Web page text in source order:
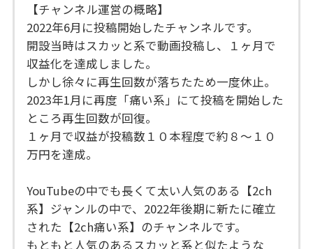
【チャンネル運営の概略】
2022年6月に投稿開始したチャンネルです。
開設当時はスカッと系で動画投稿し、１ヶ月で
収益化を達成しました。
しかし徐々に再生回数が落ちたため一度休止。
2023年1月に再度「痛い系」にて投稿を開始した
ところ再生回数が回復。
１ヶ月で収益が投稿数１０本程度で約８〜１０
万円を達成。
YouTubeの中でも長くて太い人気のある【2ch
系】ジャンルの中で、2022年後期に新たに確立
された【2ch痛い系】のチャンネルです。
もともと人気のあるスカッと系と似たような